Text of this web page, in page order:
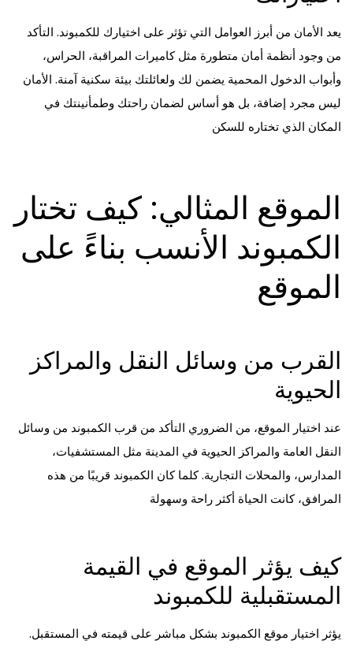
يعد الأمان من أبرز العوامل التي تؤثر على اختيارك للكمبوند. التأكد
من وجود أنظمة أمان متطورة مثل كاميرات المراقبة، الحراس،
وأبواب الدخول المحمية يضمن لك ولعائلتك بيئة سكنية آمنة. الأمان
ليس مجرد إضافة، بل هو أساس لضمان راحتك وطمأنينتك في
المكان الذي تختاره للسكن
الموقع المثالي: كيف تختار
الكمبوند الأنسب بناءً على
الموقع
القرب من وسائل النقل والمراكز
الحيوية
عند اختيار الموقع، من الضروري التأكد من قرب الكمبوند من وسائل
النقل العامة والمراكز الحيوية في المدينة مثل المستشفيات،
المدارس، والمحلات التجارية. كلما كان الكمبوند قريبًا من هذه
المرافق، كانت الحياة أكثر راحة وسهولة
كيف يؤثر الموقع في القيمة
المستقبلية للكمبوند
يؤثر اختيار موقع الكمبوند بشكل مباشر على قيمته في المستقبل.